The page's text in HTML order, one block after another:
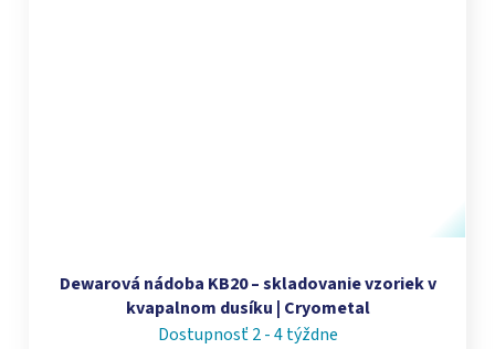
Dewarová nádoba KB20 – skladovanie vzoriek v
kvapalnom dusíku | Cryometal
Dostupnosť 2 - 4 týždne